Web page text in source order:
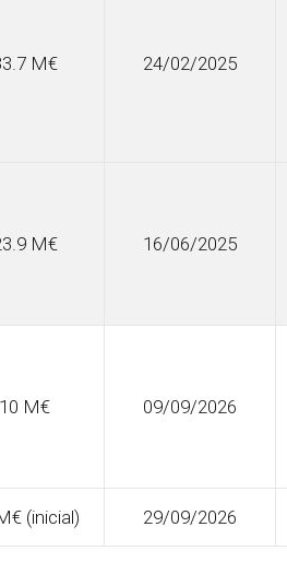
M€ 24/02/2025
M€ 16/06/2025
10 M€ 09/09/2026
(inicial) 29/09/2026